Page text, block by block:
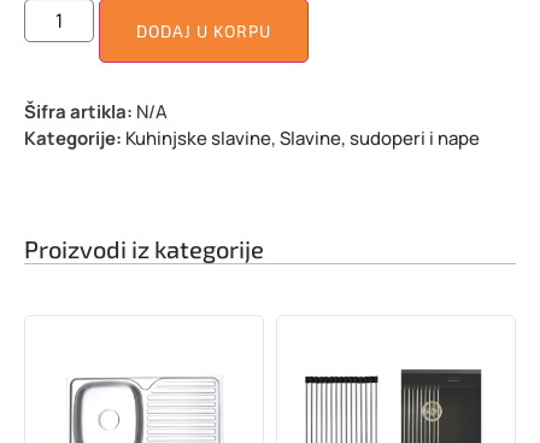
DODAJ U KORPU
Šifra artikla: N/A
Kategorije: Kuhinjske slavine,Slavine, sudoperi i nape
Proizvodi iz kategorije